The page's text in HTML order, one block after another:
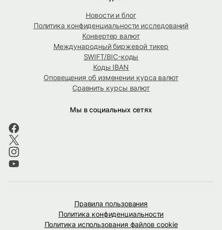
Новости и блог
Политика конфиденциальности исследований
Конвертер валют
Международный биржевой тикер
SWIFT/BIC-коды
Коды IBAN
Оповещения об изменении курса валют
Сравнить курсы валют
Мы в социальных сетях
Правила пользования
Политика конфиденциальности
Политика использования файлов cookie